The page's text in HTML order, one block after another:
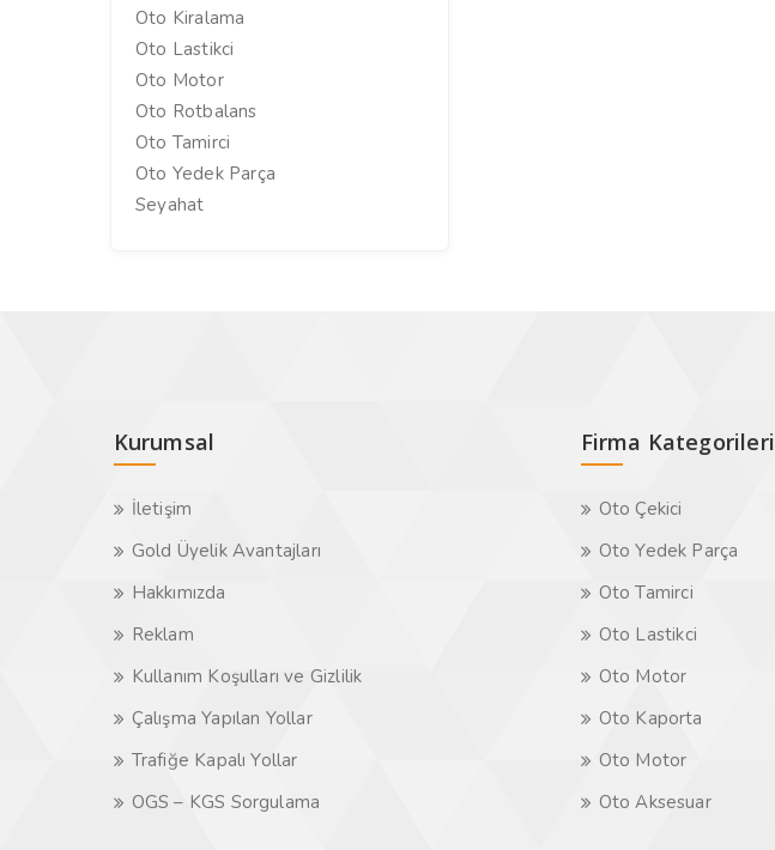
Oto Kiralama
Oto Lastikci
Oto Motor
Oto Rotbalans
Oto Tamirci
Oto Yedek Parça
Seyahat
Kurumsal
İletişim
Gold Üyelik Avantajları
Hakkımızda
Reklam
Kullanım Koşulları ve Gizlilik
Çalışma Yapılan Yollar
Trafiğe Kapalı Yollar
OGS – KGS Sorgulama
Firma Kategorileri
Oto Çekici
Oto Yedek Parça
Oto Tamirci
Oto Lastikci
Oto Motor
Oto Kaporta
Oto Motor
Oto Aksesuar